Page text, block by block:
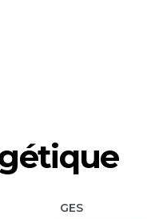
GES